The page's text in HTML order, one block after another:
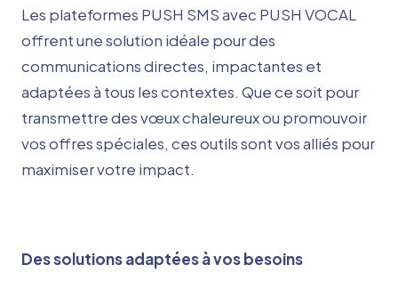
Les plateformes PUSH SMS avec PUSH VOCAL
offrent une solution idéale pour des
communications directes, impactantes et
adaptées à tous les contextes. Que ce soit pour
transmettre des vœux chaleureux ou promouvoir
vos offres spéciales, ces outils sont vos alliés pour
maximiser votre impact.
Des solutions adaptées à vos besoins